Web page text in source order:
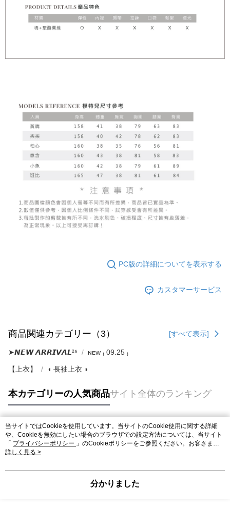
PC版の詳細についてを表示する
カスタマーサービス
商品関連カテゴリー（3） [すべて表示]
➤𝙉𝙀𝙒 𝘼𝙍𝙍𝙄𝙑𝘼𝙇²⁵ ɴᴇᴡ ₍ 09.25 ₎
【上衣】 ◖ 長袖上衣 ◗
本カテゴリーの人気商品サイト全体のランキング
人気タグ
当サイトではCookieを使用しています。当サイトのCookie使用に関する詳細
や、Cookieを無効にしたい場合のブラウザでの設定方法については、当サイト
「 プライバシーポリシー 」のCookieポリシーをご参照ください。お客さま
が、当サイトを引き続き使用される場合、当社がサイト利用規約のCookieポリ
詳しく見る >
分かりました